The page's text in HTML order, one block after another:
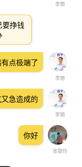
李丽
要挣钱
李丽
点极端了
李丽
急造成的
张银玲
你好